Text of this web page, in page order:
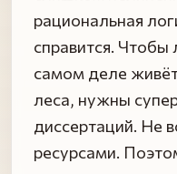
рациональная
справится. Чтобы
самом деле
леса, нужны
диссертаций. Не
ресурсами.